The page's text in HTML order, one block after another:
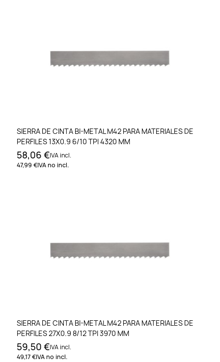
SIERRA DE CINTA BI-METAL M42 PARA MATERIALES DE
PERFILES 13X0.9 6/10 TPI 4320 MM
58,06 €IVA incl.
47,99 €IVA no incl.
SIERRA DE CINTA BI-METAL M42 PARA MATERIALES DE
PERFILES 27X0.9 8/12 TPI 3970 MM
59,50 €IVA incl.
49,17 €IVA no incl.